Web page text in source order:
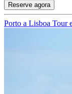
Tour Douro
Reserve agora
Porto a Lisboa Tour